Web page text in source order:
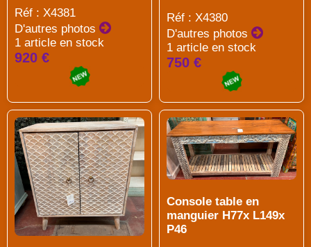
Réf : X4381
D'autres photos
1 article en stock
920 €
Réf : X4380
D'autres photos
1 article en stock
750 €
Console table en
manguier H77x L149x
P46